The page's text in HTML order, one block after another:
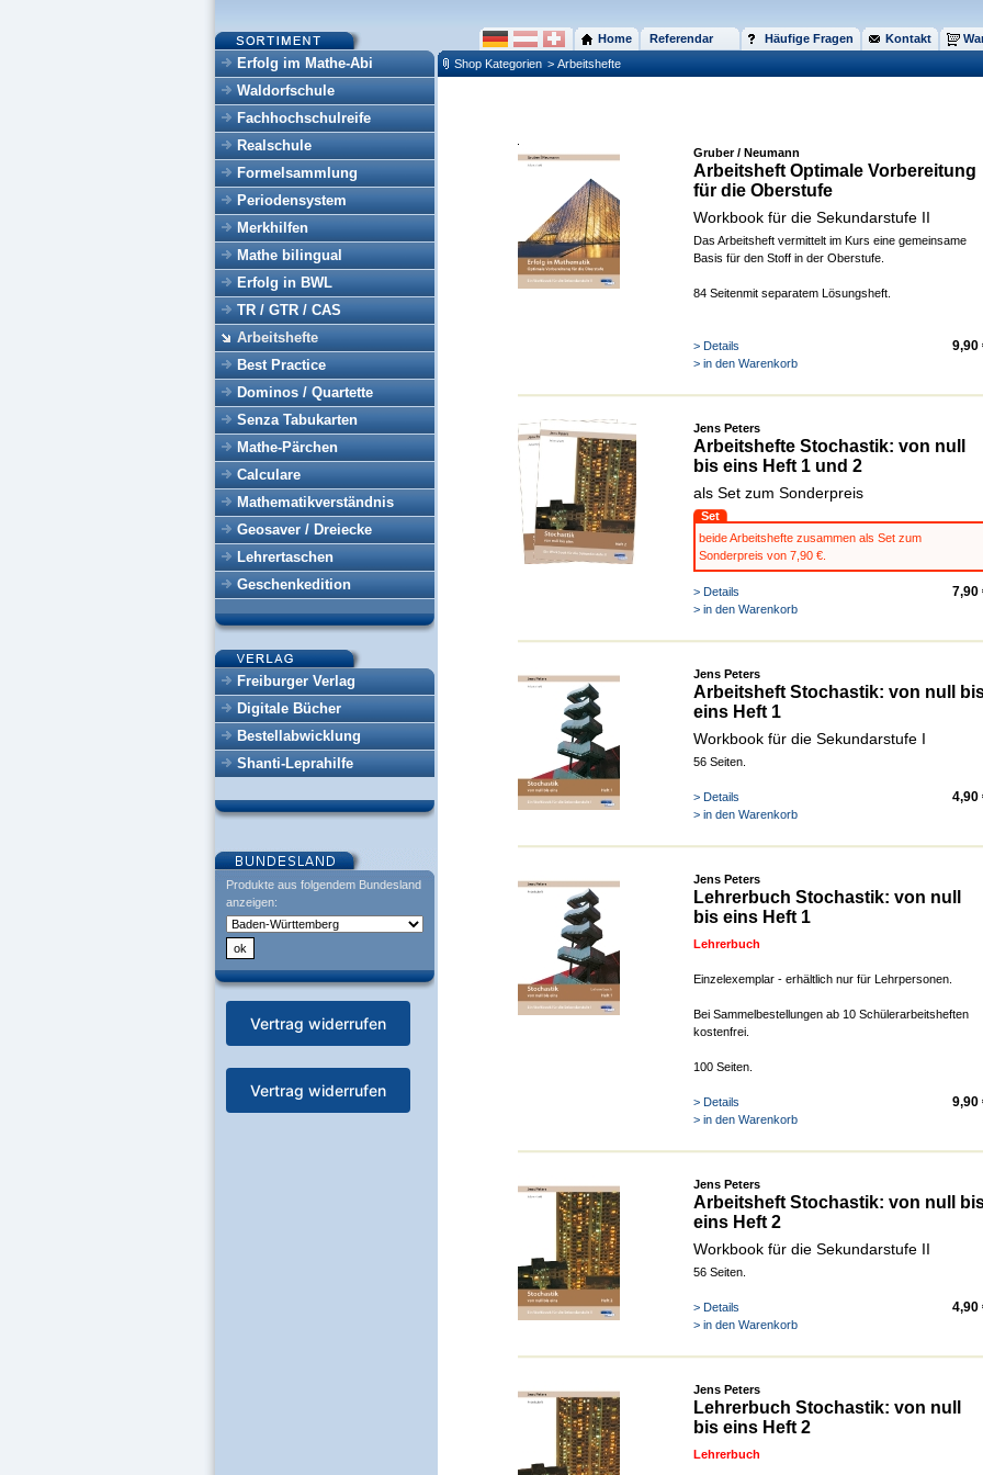
Erfolg im Mathe-Abi
Waldorfschule
Fachhochschulreife
Realschule
Formelsammlung
Periodensystem
Merkhilfen
Mathe bilingual
Erfolg in BWL
TR / GTR / CAS
Arbeitshefte
Best Practice
Dominos / Quartette
Senza Tabukarten
Mathe-Pärchen
Calculare
Mathematikverständnis
Geosaver / Dreiecke
Lehrertaschen
Geschenkedition
Freiburger Verlag
Digitale Bücher
Bestellabwicklung
Shanti-Leprahilfe
Produkte aus folgendem Bundesland
anzeigen:
Vertrag widerrufen
Vertrag widerrufen
Home Referendar Häufige Fragen Kontakt
Shop Kategorien > Arbeitshefte
Gruber / Neumann
Arbeitsheft Optimale Vorbereitung
für die Oberstufe
Workbook für die Sekundarstufe II
Das Arbeitsheft vermittelt im Kurs eine gemeinsame
Basis für den Stoff in der Oberstufe.
84 Seitenmit separatem Lösungsheft.
9,90
> Details
> in den Warenkorb
Jens Peters
Arbeitshefte Stochastik: von null
bis eins Heft 1 und 2
als Set zum Sonderpreis
Set
beide Arbeitshefte zusammen als Set zum
Sonderpreis von 7,90 €.
7,90
> Details
> in den Warenkorb
Jens Peters
Arbeitsheft Stochastik: von null
eins Heft 1
Workbook für die Sekundarstufe I
56 Seiten.
4,90
> Details
> in den Warenkorb
Jens Peters
Lehrerbuch Stochastik: von null
bis eins Heft 1
Lehrerbuch
Einzelexemplar - erhältlich nur für Lehrpersonen.
Bei Sammelbestellungen ab 10 Schülerarbeitsheften
kostenfrei.
100 Seiten.
9,90
> Details
> in den Warenkorb
Jens Peters
Arbeitsheft Stochastik: von null
eins Heft 2
Workbook für die Sekundarstufe II
56 Seiten.
4,90
> Details
> in den Warenkorb
Jens Peters
Lehrerbuch Stochastik: von null
bis eins Heft 2
Lehrerbuch